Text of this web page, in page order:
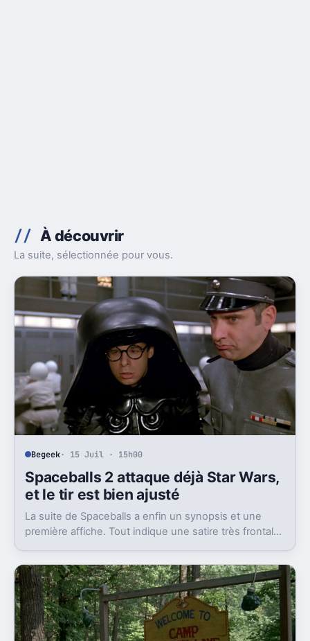
À découvrir
La suite, sélectionnée pour vous.
Begeek· 15 Juil · 15h00
Spaceballs 2 attaque déjà Star Wars,
et le tir est bien ajusté
La suite de Spaceballs a enfin un synopsis et une
première affiche. Tout indique une satire très frontale